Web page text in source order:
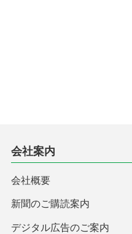
会社案内
会社概要
新聞のご購読案内
デジタル広告のご案内